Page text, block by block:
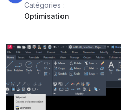
Catégories :
Optimisation